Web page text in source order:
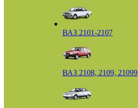
ВАЗ 2101-2107
ВАЗ 2108, 2109, 21099